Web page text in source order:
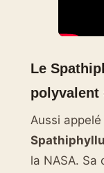
Le
polyvalent
Aussi
la NASA. Sa